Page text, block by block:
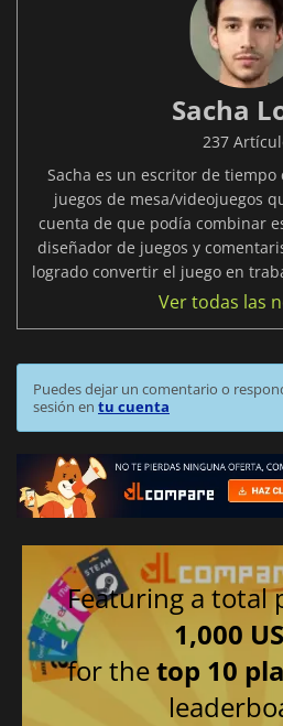
Sacha
237
Sacha es un escritor de
juegos de mesa/videojuegos
cuenta de que podía combinar
diseñador de juegos y
logrado convertir el juego en
Ver todas las
Puedes dejar un comentario o
sesión en tu cuenta
Featuring a total
1,000
for thetop 10